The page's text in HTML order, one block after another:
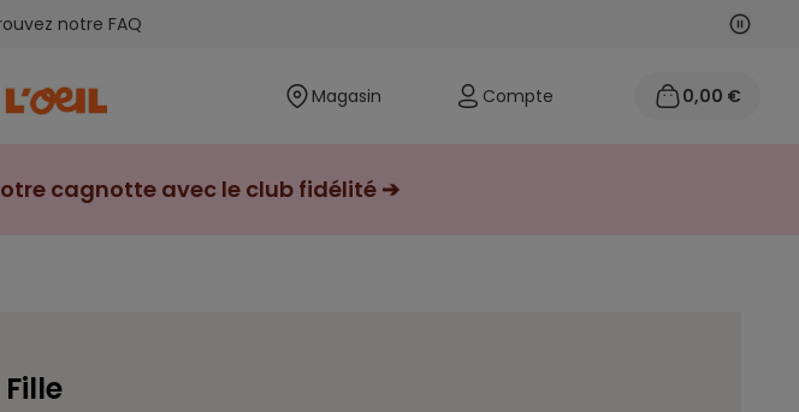
notre FAQ
Magasin Compte 0,00 €
cagnotte avec le club fidélité ➔